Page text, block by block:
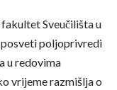
Sveučilišta u
posveti poljoprivredi
u redovima
vrijeme razmišlja o